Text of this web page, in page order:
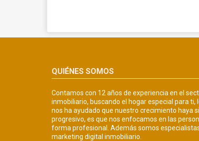
QUIÉNES SOMOS
Contamos con 12 años de experiencia en el
inmobiliario, buscando el hogar especial para ti,
nos ha ayudado que nuestro crecimiento haya
progresivo, es que nos enfocamos en las
forma profesional. Además somos
marketing digital inmobiliario.